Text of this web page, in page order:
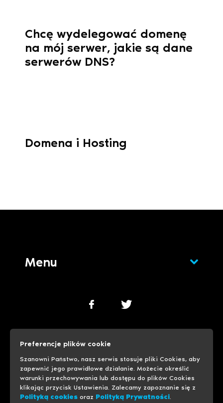
Chcę wydelegować domenę
na mój serwer, jakie są dane
serwerów DNS?
Domena i Hosting
Menu
© 1999-2026 ProgresoUsługi hostingowe
Preferencje plików cookie
Szanowni Państwo, nasz serwis stosuje pliki Cookies, aby
zapewnić jego prawidłowe działanie. Możecie określić
warunki przechowywania lub dostępu do plików Cookies
klikając przycisk Ustawienia. Zalecamy zapoznanie się z
Polityką cookies oraz Polityką Prywatności.